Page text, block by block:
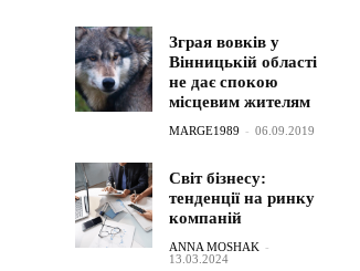
Зграя вовків у
Вінницькій області
не дає спокою
місцевим жителям
MARGE1989 - 06.09.2019
Світ бізнесу:
тенденції на ринку
компаній
ANNA MOSHAK -
13.03.2024